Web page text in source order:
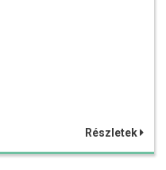
Részletek